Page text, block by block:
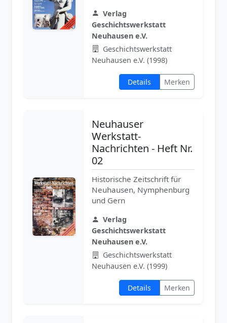
Verlag
Geschichtswerkstatt
Neuhausen e.V.
Geschichtswerkstatt
Neuhausen e.V. (1998)
Details Merken
Neuhauser
Werkstatt-
Nachrichten - Heft Nr.
02
Historische Zeitschrift für
Neuhausen, Nymphenburg
und Gern
Verlag
Geschichtswerkstatt
Neuhausen e.V.
Geschichtswerkstatt
Neuhausen e.V. (1999)
Details Merken